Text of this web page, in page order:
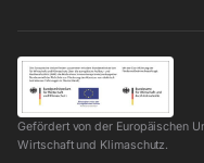
Gefördert von der Europäischen
Wirtschaft und Klimaschutz.